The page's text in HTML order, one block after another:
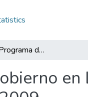
Plan de Acción Programa de Gobierno en Línea Ariguaní Magdalena 2009: PA Ariguaní Magdalena 2009